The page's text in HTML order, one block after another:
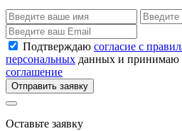
Подтверждаю согласие с
персональных данных и принимаю
соглашение
Отправить заявку
Оставьте заявку